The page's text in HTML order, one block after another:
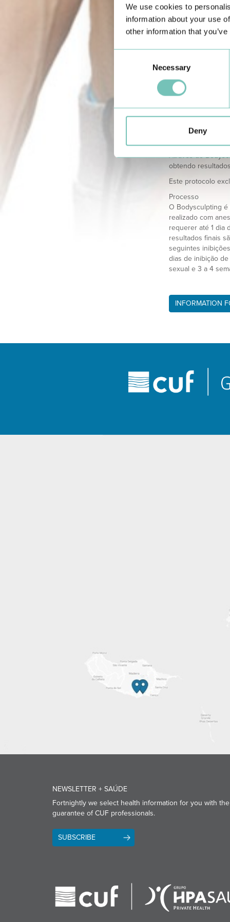
We use cookies to
information about your use
other information that
Necessary
Deny
Complementamos
corporal:
a) Check up pré-
b) Pre Body
profunda
Recuperação pós
a) Drenagem
b) Body Recover
sessões de
Kit Body Recover
Após toda esta
Através do
obtendo
Este protocolo
Processo
O Bodysculpting é
realizado com
requerer até 1 dia
resultados finais
seguintes
dias de inibição de
sexual e 3 a 4
INFORMATION
NEWSLETTER + SAÚDE
Fortnightly we select health information for you with the
guarantee of CUF professionals.
SUBSCRIBE